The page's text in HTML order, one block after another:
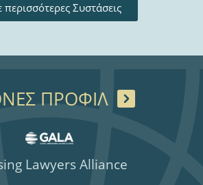
περισσότερες Συστάσεις
ΠΡΟΦΙΛ
Lawyers Alliance